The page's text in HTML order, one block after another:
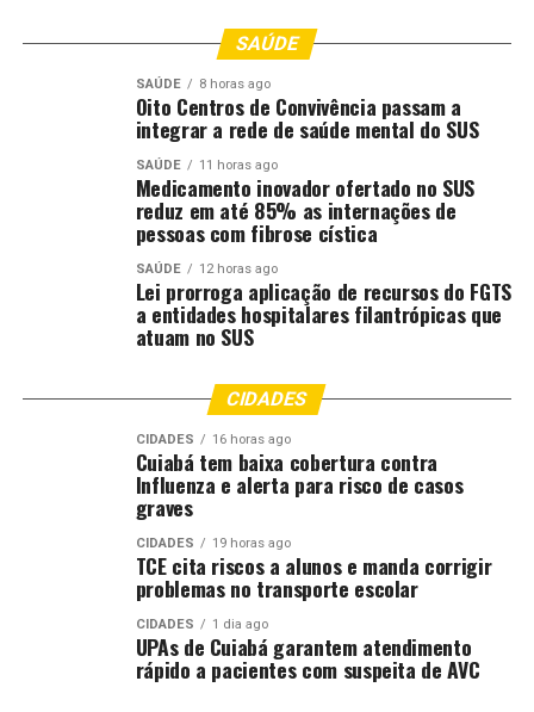
Governo MT – MT
Comentários
RELATED TOPICS: BLOQUEIO CUMPRE
DESTAQUE
FISCAL FRAUDE INTEGRADA
MATO-GROSSO
POR
Polícia Civil destrói objetos sem uso há mais de 10 anos
Governo de MT promove 513 praças e oficiais e entrega
viaturas ao Corpo de Bombeiros nesta terça-feira (2)
SAÚDE
SAÚDE 8 horas ago
Oito Centros de Convivência passam a
integrar a rede de saúde mental do SUS
SAÚDE 11 horas ago
Medicamento inovador ofertado no SUS
reduz em até 85% as internações de
pessoas com fibrose cística
SAÚDE 12 horas ago
Lei prorroga aplicação de recursos do FGTS
a entidades hospitalares filantrópicas que
atuam no SUS
CIDADES
CIDADES 16 horas ago
Cuiabá tem baixa cobertura contra
Influenza e alerta para risco de casos
graves
CIDADES 19 horas ago
TCE cita riscos a alunos e manda corrigir
problemas no transporte escolar
CIDADES 1 dia ago
UPAs de Cuiabá garantem atendimento
rápido a pacientes com suspeita de AVC